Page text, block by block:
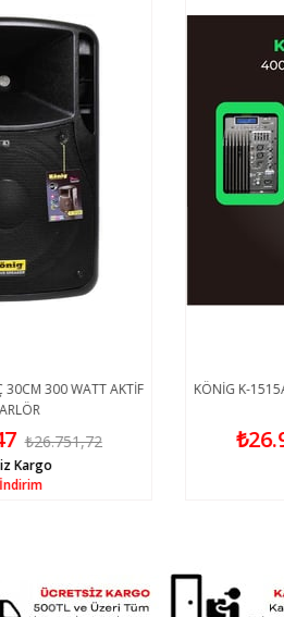
300 WATT AKTİF
₺26.751,72
İndirim
Kargo
KÖNİG K-